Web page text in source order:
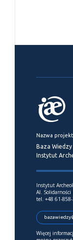
Nazwa
Baza Wiedzy
Instytut
Instytut
Al. Solidarności
tel. +48 61-
Więcej